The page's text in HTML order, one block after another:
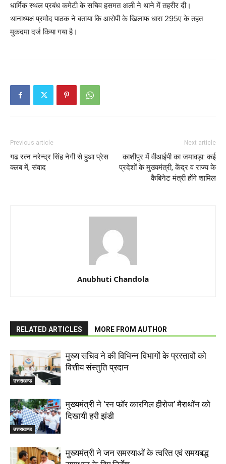
धार्मिक स्थल प्रबंध कमेटी के सचिव हसमत अली ने थाने में तहरीर दी।
थानाध्यक्ष प्रमोद पाठक ने बताया कि आरोपी के खिलाफ धारा 295ए के तहत
मुकदमा दर्ज किया गया है।
Previous article
गढ रत्न नरेन्द्र सिंह नेगी से हुआ प्रेस
क्लब में, संवाद
Next article
काशीपुर में वीआईपी का जमावड़ा: कई
प्रदेशों के मुख्यमंत्री, केंद्र व राज्य के
कैबिनेट मंत्री होंगे शामिल
Anubhuti Chandola
RELATED ARTICLES MORE FROM AUTHOR
उत्तराखण्ड
मुख्य सचिव ने की विभिन्न विभागों के प्रस्तावों को
वित्तीय संस्तुति प्रदान
उत्तराखण्ड
मुख्यमंत्री ने ‘रन फॉर कारगिल हीरोज’ मैराथॉन को
दिखायी हरी झंडी
मुख्यमंत्री ने जन समस्याओं के त्वरित एवं समयबद्ध